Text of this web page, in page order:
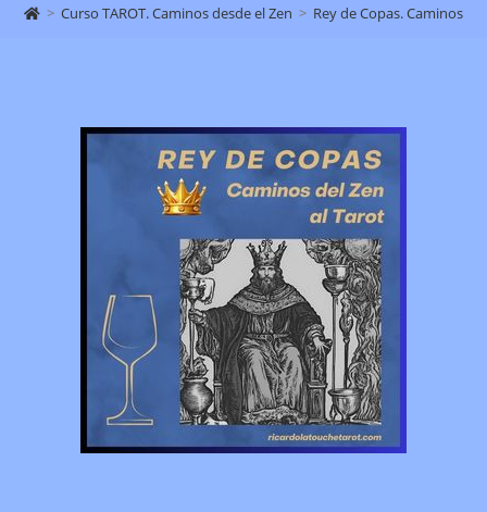
> Curso TAROT. Caminos desde el Zen > Rey de Copas. Caminos